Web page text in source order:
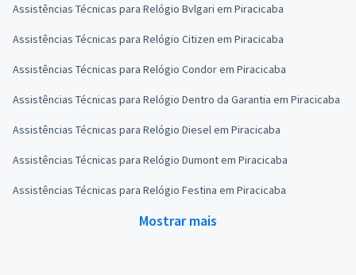
Assistências Técnicas para Relógio Bvlgari em Piracicaba
Assistências Técnicas para Relógio Citizen em Piracicaba
Assistências Técnicas para Relógio Condor em Piracicaba
Assistências Técnicas para Relógio Dentro da Garantia em Piracicaba
Assistências Técnicas para Relógio Diesel em Piracicaba
Assistências Técnicas para Relógio Dumont em Piracicaba
Assistências Técnicas para Relógio Festina em Piracicaba
Mostrar mais